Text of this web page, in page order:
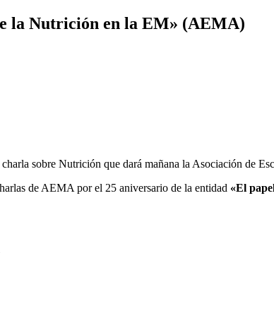
la Nutrición en la EM» (AEMA)
sobre Nutrición que dará mañana la Asociación de
de AEMA por el 25 aniversario de la entidad «El